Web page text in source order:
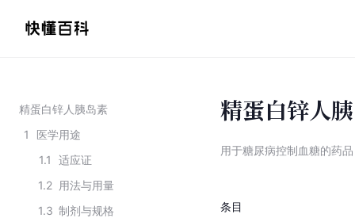
精蛋白锌人胰岛素
1
医学用途
1.1
适应证
1.2 用法与用量
1.3 制剂与规格
精蛋白锌人
用于糖尿病控制血糖的药品
条目